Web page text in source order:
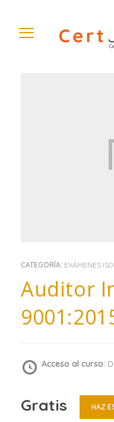
CATEGORÍA: EXÁMENES
Auditor Interno ISO
Acceso al curso:
Gratis HAZ